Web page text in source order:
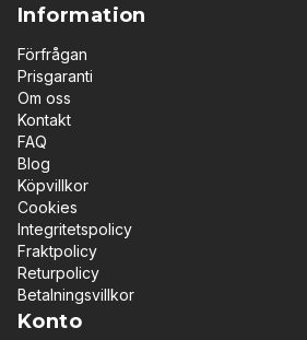
Information
Förfrågan
Prisgaranti
Om oss
Kontakt
FAQ
Blog
Köpvillkor
Cookies
Integritetspolicy
Fraktpolicy
Returpolicy
Betalningsvillkor
Konto